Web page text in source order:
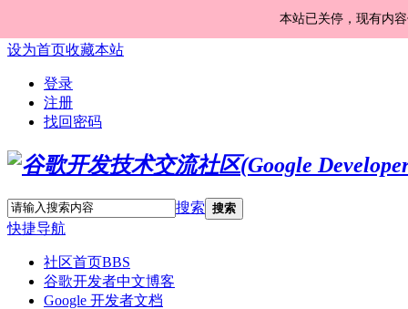
本站已关停，现有内
设为首页收藏本站
登录
注册
找回密码
搜索 搜索
快捷导航
社区首页BBS
谷歌开发者中文博客
Google 开发者文档